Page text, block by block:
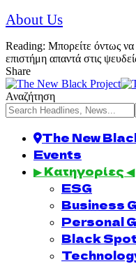
About Us
Reading: Μπορείτε όντως
επιστήμη απαντά στις
Share
Αναζήτηση
The New
Events
▶ Κατηγορίες ◀
ESG
Business
Personal
Black